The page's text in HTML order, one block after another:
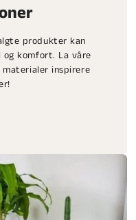
produkter kan
komfort. La våre
materialer inspirere